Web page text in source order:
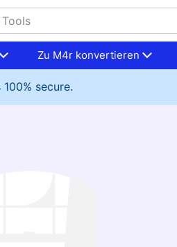
Zu M4r konvertieren
secure.